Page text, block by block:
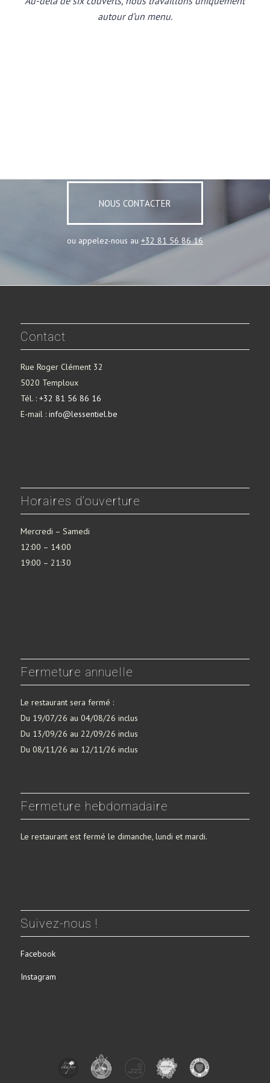
autour d’un menu.
NOUS CONTACTER
ou appelez-nous au +32 81 56 86 16
Contact
Rue Roger Clément 32
5020 Temploux
Tél. : +32 81 56 86 16
E-mail : info@lessentiel.be
Horaires d’ouverture
Mercredi – Samedi
12:00 – 14:00
19:00 – 21:30
Fermeture annuelle
Le restaurant sera fermé :
Du 19/07/26 au 04/08/26 inclus
Du 13/09/26 au 22/09/26 inclus
Du 08/11/26 au 12/11/26 inclus
Fermeture hebdomadaire
Le restaurant est fermé le dimanche, lundi et mardi.
Suivez-nous !
Facebook
Instagram